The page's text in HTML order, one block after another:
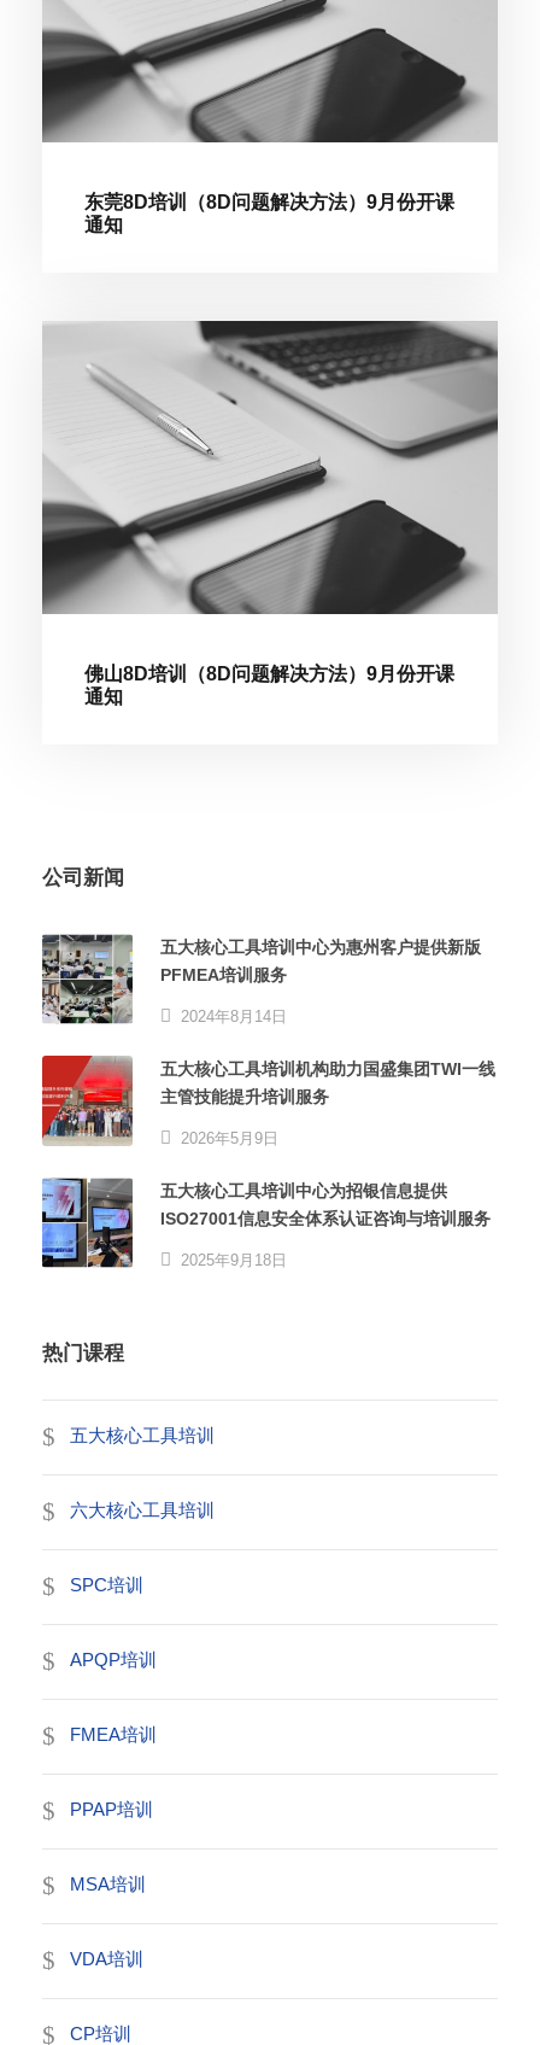
东莞8D培训（8D问题解决方法）9月份开课
通知
佛山8D培训（8D问题解决方法）9月份开课
通知
公司新闻
五大核心工具培训中心为惠州客户提供新版
PFMEA培训服务
2024年8月14日
五大核心工具培训机构助力国盛集团TWI一线
主管技能提升培训服务
2026年5月9日
五大核心工具培训中心为招银信息提供
ISO27001信息安全体系认证咨询与培训服务
2025年9月18日
热门课程
五大核心工具培训
六大核心工具培训
SPC培训
APQP培训
FMEA培训
PPAP培训
MSA培训
VDA培训
CP培训